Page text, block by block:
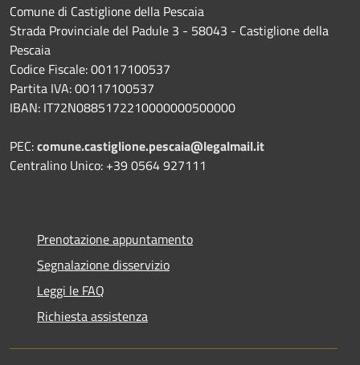
Comune di Castiglione della Pescaia
Strada Provinciale del Padule 3 - 58043 - Castiglione della
Pescaia
Codice Fiscale: 00117100537
Partita IVA: 00117100537
IBAN: IT72N0885172210000000500000
PEC:comune.castiglione.pescaia@legalmail.it
Centralino Unico: +39 0564 927111
Prenotazione appuntamento
Segnalazione disservizio
Leggi le FAQ
Richiesta assistenza